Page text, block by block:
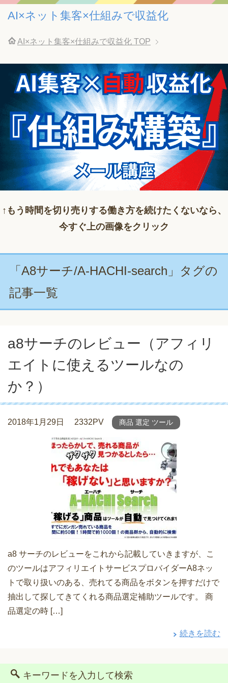
AI×ネット集客×仕組みで収益化
AI×ネット集客×仕組みで収益化 TOP
↑もう時間を切り売りする働き方を続けたくないなら、
今すぐ上の画像をクリック
「A8サーチ/A-HACHI-search」タグの
記事一覧
a8サーチのレビュー（アフィリ
エイトに使えるツールなの
か？）
2018年1月29日 2332PV 商品 選定 ツール
a8 サーチのレビューをこれから記載していきますが、こ
のツールはアフィリエイトサービスプロバイダーA8ネッ
トで取り扱いのある、売れてる商品をボタンを押すだけで
抽出して探してきてくれる商品選定補助ツールです。 商
品選定の時 […]
続きを読む
キーワードを入力して検索